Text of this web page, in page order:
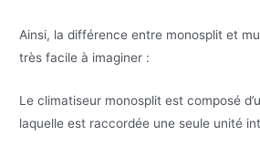
Ainsi, la différence entre monosplit et
très facile à imaginer :
Le climatiseur monosplit est composé
laquelle est raccordée une seule unité